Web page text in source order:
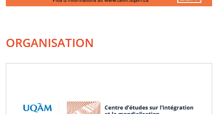
ORGANISATION